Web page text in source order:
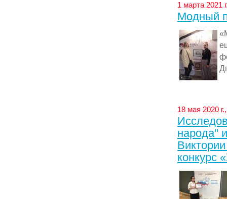
1 марта 2021
Модный
18 мая 2020
народа"
конкурс